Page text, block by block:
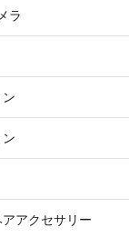
ラ
アクセサリー